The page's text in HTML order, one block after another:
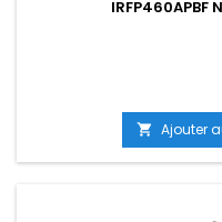
IRFP460APBF
 Ajouter